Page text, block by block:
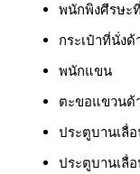
พนักพิงศีรษะ
กระเป๋าที่นั่ง
พนักแขน
ตะขอแขวนด้
ประตูบานเลื่
ประตูบานเลื่